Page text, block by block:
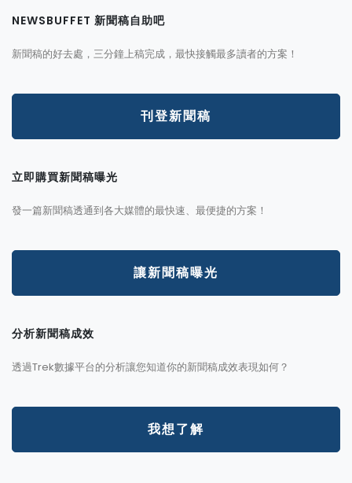
NEWSBUFFET 新聞稿自助吧
新聞稿的好去處，三分鐘上稿完成，最快接觸最多讀者的方案！
刊登新聞稿
立即購買新聞稿曝光
發一篇新聞稿透通到各大媒體的最快速、最便捷的方案！
讓新聞稿曝光
分析新聞稿成效
透過Trek數據平台的分析讓您知道你的新聞稿成效表現如何？
我想了解